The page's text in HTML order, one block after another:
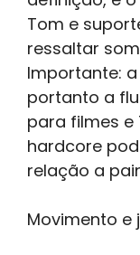
Tom e
ressaltar
Importante:
portanto a
para filmes e
hardcore
relação a
Movimento e